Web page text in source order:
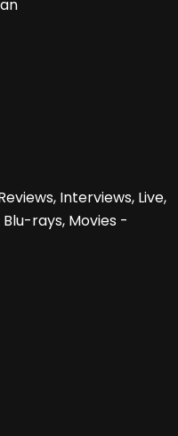
Interviews, Live,
Blu-rays, Movies -